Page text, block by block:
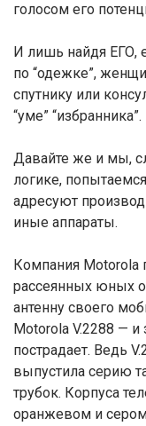
голосом его
И лишь найдя ЕГО,
по “одежке”,
спутнику или
“уме” “избранника”.
Давайте же и мы,
логике,
адресуют
иные аппараты.
Компания Motorola
рассеянных юных
антенну своего
Motorola V.2288 — и
пострадает. Ведь
выпустила серию
трубок. Корпуса
оранжевом и